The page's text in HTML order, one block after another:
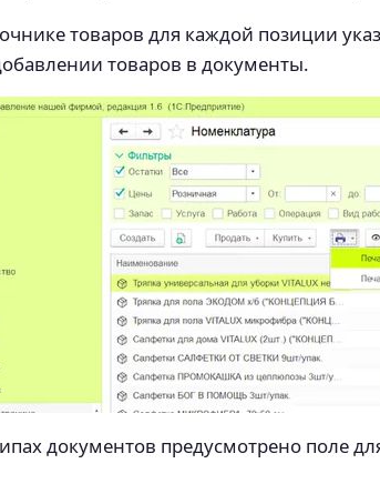
товаров для каждой позиции
товаров в документы.
документов предусмотрено поле